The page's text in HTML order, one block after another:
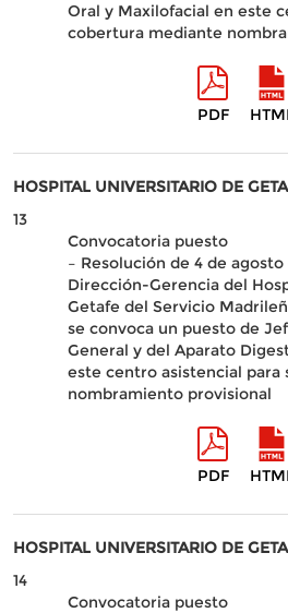
Oral y Maxilofacial en este
cobertura mediante
PDF
HOSPITAL UNIVERSITARIO DE
13
Convocatoria puesto
– Resolución de 4 de agosto
Dirección-Gerencia del
Getafe del Servicio
se convoca un puesto de
General y del Aparato
este centro asistencial
nombramiento provisional
PDF
HOSPITAL UNIVERSITARIO DE
14
Convocatoria puesto